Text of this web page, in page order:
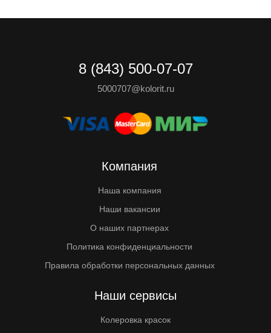
8 (843) 500-07-07
5000707@kolorit.ru
Компания
Наша компания
Наши вакансии
О наших партнерах
Политика конфиденциальности
Правила обработки персональных данных
Наши сервисы
Колеровка красок